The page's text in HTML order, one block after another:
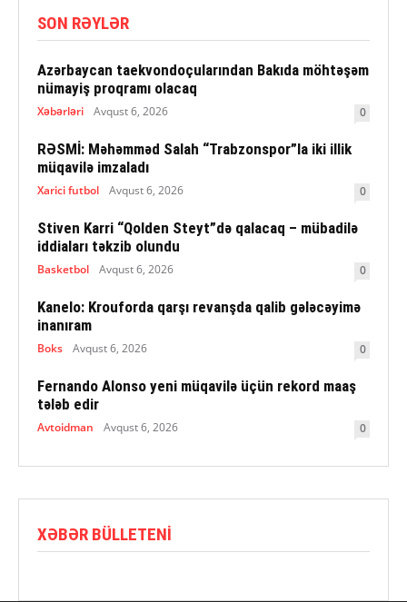
SON RƏYLƏR
Azərbaycan taekvondoçularından Bakıda möhtəşəm
nümayiş proqramı olacaq
Xəbərləri Avqust 6, 2026 0
RƏSMİ: Məhəmməd Salah “Trabzonspor”la iki illik
müqavilə imzaladı
Xarici futbol Avqust 6, 2026 0
Stiven Karri “Qolden Steyt”də qalacaq – mübadilə
iddiaları təkzib olundu
Basketbol Avqust 6, 2026 0
Kanelo: Krouforda qarşı revanşda qalib gələcəyimə
inanıram
Boks Avqust 6, 2026 0
Fernando Alonso yeni müqavilə üçün rekord maaş
tələb edir
Avtoidman Avqust 6, 2026 0
XƏBƏR BÜLLETENI